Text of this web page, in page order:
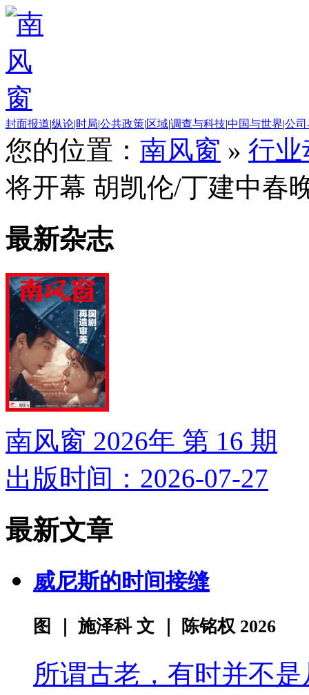
封面报道|纵论|时局|公共政策|区域|调查与科技|中国与世界|公
您的位置： 南风窗 » 行业
将开幕 胡凯伦/丁建中春
最新杂志
南风窗 2026年 第 16 期
出版时间：2026-07-27
最新文章
威尼斯的时间接缝
图 ｜ 施泽科 文 ｜ 陈铭权 2026
所谓古老，有时并不